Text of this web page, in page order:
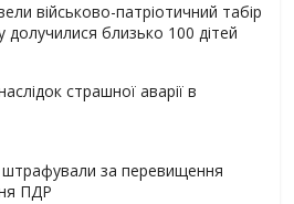
військово-патріотичний табір
долучилися близько 100 дітей
страшної аварії в
за перевищення
ПДР